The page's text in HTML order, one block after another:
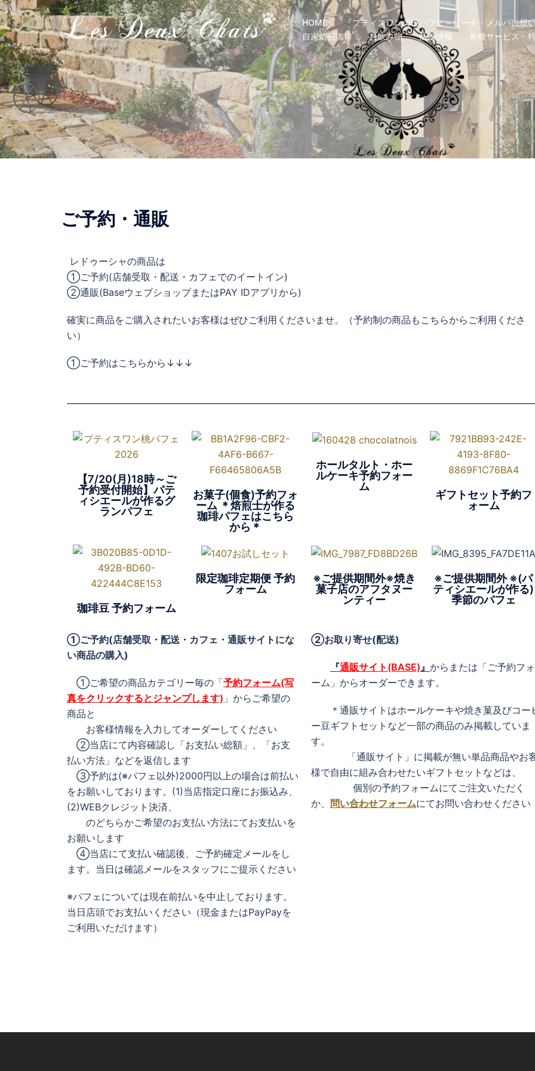
HOME
『プティスワンの桃パフェ～ピーチ・メルバに想
自家焙煎珈琲
お飲み物 店舗情報 各種サービス・
ご予約・通販
レドゥーシャの商品は
①ご予約(店舗受取・配送・カフェでのイートイン)
②通販(BaseウェブショップまたはPAY IDアプリから)
確実に商品をご購入されたいお客様はぜひご利用くださいませ。（予約制の商品もこちらからご利用くださ
い）
①ご予約はこちらから↓↓↓
【7/20(月)18時～ご
予約受付開始】パテ
ィシエールが作るグ
ランパフェ
お菓子(個食)予約フォ
ーム ＊焙煎士が作る
珈琲パフェはこちら
から＊
ホールタルト・ホー
ルケーキ予約フォー
ム
ギフトセット予約フ
ォーム
珈琲豆 予約フォーム
限定珈琲定期便 予約
フォーム
※ご提供期間外※焼き
菓子店のアフタヌー
ンティー
※ご提供期間外 ※(パ
ティシエールが作る)
季節のパフェ
①ご予約(店舗受取・配送・カフェ・通販サイトにな
い商品の購入)
①ご希望の商品カテゴリー毎の「予約フォーム(写
真をクリックするとジャンプします) 」からご希望の
商品と
お客様情報を入力してオーダーしてください
②当店にて内容確認し「お支払い総額」、「お支
払い方法」などを返信します
③予約は(※パフェ以外)2000円以上の場合は前払い
をお願いしております。(1)当店指定口座にお振込み、
(2)WEBクレジット決済、
のどちらかご希望のお支払い方法にてお支払いを
お願いします
④当店にて支払い確認後、ご予約確定メールをし
ます。当日は確認メールをスタッフにご提示ください
※パフェについては現在前払いを中止しております。
当日店頭でお支払いください（現金またはPayPayを
ご利用いただけます）
②お取り寄せ(配送)
『通販サイト (BASE)』 からまたは「ご予約フォ
ーム」からオーダーできます。
＊通販サイトはホールケーキや焼き菓及びコー
ー豆ギフトセットなど一部の商品のみ掲載していま
す。
「通販サイト」に掲載が無い単品商品やお
様で自由に組み合わせたいギフトセットなどは、
個別の予約フォームにてご注文いただく
か、
問い合わせフォームにてお問い合わせください